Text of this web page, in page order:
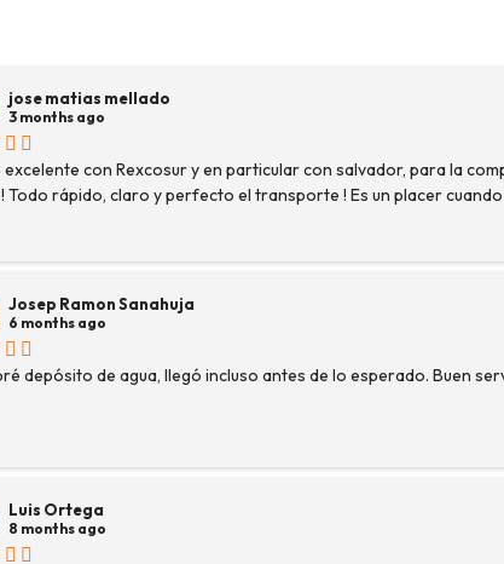
jose matias mellado
3 months ago
con Rexcosur y en particular con salvador, para la
Todo rápido, claro y perfecto el transporte ! Es un placer
Josep Ramon Sanahuja
6 months ago
depósito de agua, llegó incluso antes de lo esperado. Buen
Luis Ortega
8 months ago